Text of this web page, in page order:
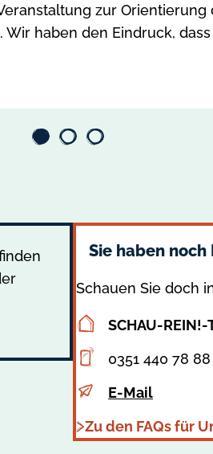
zur
haben den Eindruck,
Sie haben noch
Schauen Sie doch
Adresse
SCHAU-REIN!-
0351 440 78 88
Mail
E-Mail
Zu den FAQs für